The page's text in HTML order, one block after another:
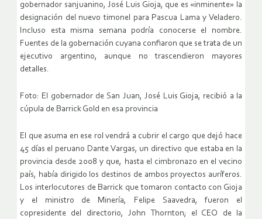
gobernador sanjuanino, José Luis Gioja, que es «inminente» la
designación del nuevo timonel para Pascua Lama y Veladero.
Incluso esta misma semana podría conocerse el nombre.
Fuentes de la gobernación cuyana confiaron que se trata de un
ejecutivo argentino, aunque no trascendieron mayores
detalles.
Foto: El gobernador de San Juan, José Luis Gioja, recibió a la
cúpula de Barrick Gold en esa provincia
El que asuma en ese rol vendrá a cubrir el cargo que dejó hace
45 días el peruano Dante Vargas, un directivo que estaba en la
provincia desde 2008 y que, hasta el cimbronazo en el vecino
país, había dirigido los destinos de ambos proyectos auríferos.
Los interlocutores de Barrick que tomaron contacto con Gioja
y el ministro de Minería, Felipe Saavedra, fueron el
copresidente del directorio, John Thornton; el CEO de la